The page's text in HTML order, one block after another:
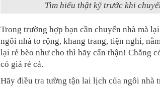
Tìm hiểu thật kỹ trước khi
Trong trường hợp bạn cần chuyển nhà mà
ngôi nhà to rộng, khang trang, tiện nghi,
lại rẻ bèo như cho thì hãy cẩn thận! Chẳng
có giá rẻ cả.
Hãy điều tra tường tận lai lịch của ngôi nhà